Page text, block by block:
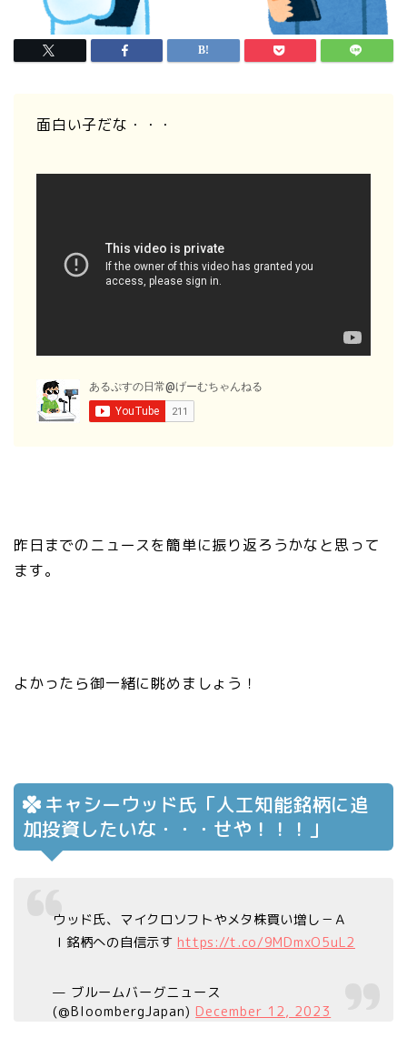
面白い子だな・・・
昨日までのニュースを簡単に振り返ろうかなと思って
ます。
よかったら御一緒に眺めましょう！
キャシーウッド氏「人工知能銘柄に追
加投資したいな・・・せや！！！」
ウッド氏、マイクロソフトやメタ株買い増し－Ａ
Ｉ銘柄への自信示す https://t.co/9MDmxO5uL2
— ブルームバーグニュース
(@BloombergJapan) December 12, 2023